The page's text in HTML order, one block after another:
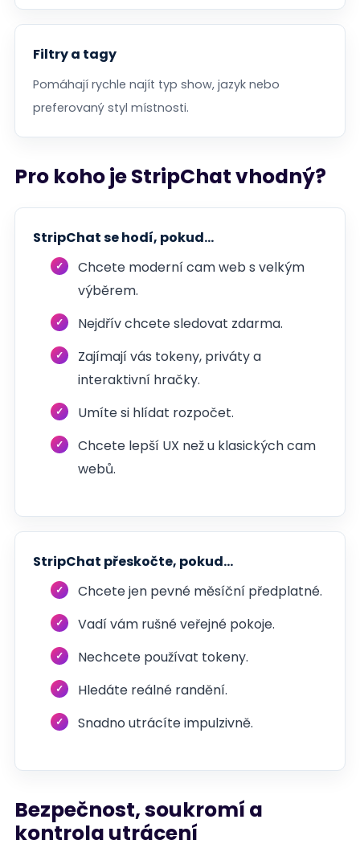
Filtry a tagy
Pomáhají rychle najít typ show, jazyk nebo
preferovaný styl místnosti.
Pro koho je StripChat vhodný?
StripChat se hodí, pokud...
Chcete moderní cam web s velkým
výběrem.
Nejdřív chcete sledovat zdarma.
Zajímají vás tokeny, priváty a
interaktivní hračky.
Umíte si hlídat rozpočet.
Chcete lepší UX než u klasických cam
webů.
StripChat přeskočte, pokud...
Chcete jen pevné měsíční předplatné.
Vadí vám rušné veřejné pokoje.
Nechcete používat tokeny.
Hledáte reálné randění.
Snadno utrácíte impulzivně.
Bezpečnost, soukromí a
kontrola utrácení